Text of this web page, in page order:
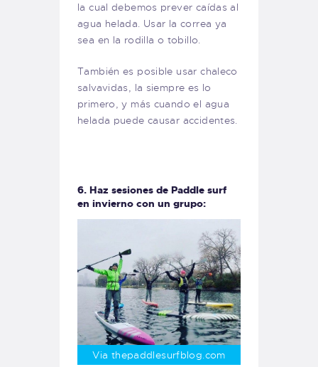
la cual debemos prever caídas al
agua helada. Usar la correa ya
sea en la rodilla o tobillo.
También es posible usar chaleco
salvavidas, la siempre es lo
primero, y más cuando el agua
helada puede causar accidentes.
6. Haz sesiones de Paddle surf
en invierno con un grupo:
Via thepaddlesurfblog.com